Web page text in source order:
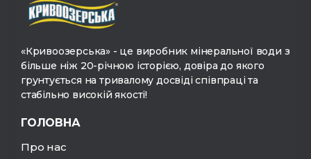
«Кривоозерська» - це виробник мінеральної води з
більше ніж 20-річною історією, довіра до якого
грунтується на тривалому досвіді співпраці та
стабільно високій якості!
ГОЛОВНА
Про нас